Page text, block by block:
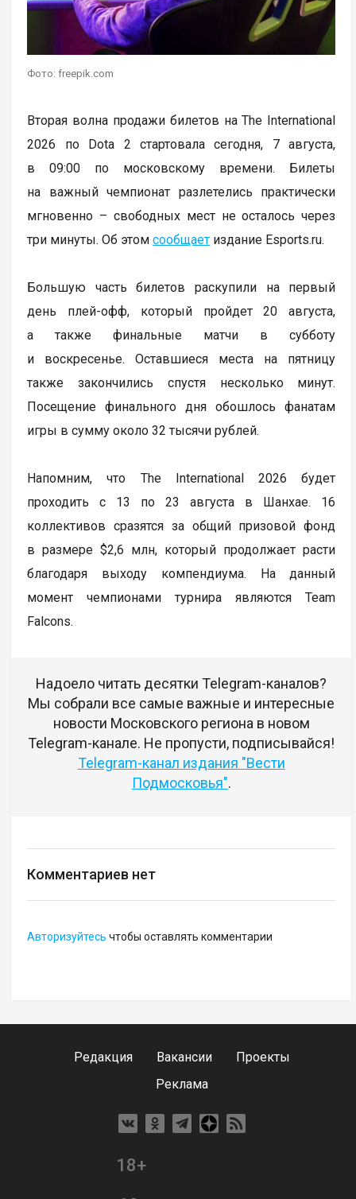
Фото: freepik.com
Вторая волна продажи билетов на The International
2026 по Dota 2 стартовала сегодня, 7 августа,
в 09:00 по московскому времени. Билеты
на важный чемпионат разлетелись практически
мгновенно – свободных мест не осталось через
три минуты. Об этомсообщает издание Esports.ru.
Большую часть билетов раскупили на первый
день плей-офф, который пройдет 20 августа,
а также финальные матчи в субботу
и воскресенье. Оставшиеся места на пятницу
также закончились спустя несколько минут.
Посещение финального дня обошлось фанатам
игры в сумму около 32 тысячи рублей.
Напомним, что The International 2026 будет
проходить с 13 по 23 августа в Шанхае. 16
коллективов сразятся за общий призовой фонд
в размере $2,6 млн, который продолжает расти
благодаря выходу компендиума. На данный
момент чемпионами турнира являются Team
Falcons.
Надоело читать десятки Telegram-каналов?
Мы собрали все самые важные и интересные
новости Московского региона в новом
Telegram-канале. Не пропусти, подписывайся!
Telegram-канал издания "Вести
Подмосковья".
Комментариев нет
Авторизуйтесь чтобы оставлять комментарии
Редакция Вакансии
Проекты
Реклама
18+